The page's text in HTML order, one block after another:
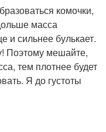
комочки,
масса
и сильнее булькает.
Поэтому мешайте,
тем плотнее будет
Я до густоты